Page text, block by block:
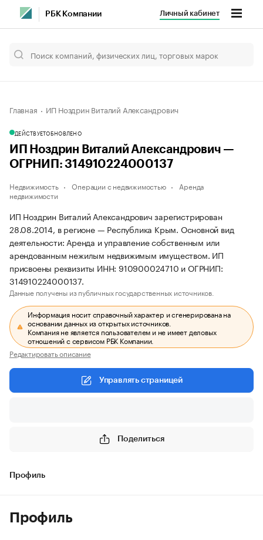
РБК Компании Личный кабинет
Главная ИП Ноздрин Виталий Александрович
ДЕЙСТВУЕТОБНОВЛЕНО
ИП Ноздрин Виталий Александрович —
ОГРНИП: 314910224000137
Недвижимость Операции с недвижимостью
Аренда
недвижимости
ИП Ноздрин Виталий Александрович зарегистрирован
28.08.2014, в регионе — Республика Крым. Основной вид
деятельности: Аренда и управление собственным или
арендованным нежилым недвижимым имуществом. ИП
присвоены реквизиты ИНН: 910900024710 и ОГРНИП:
314910224000137.
Данные получены из публичных государственных источников.
Информация носит справочный характер и сгенерирована на
основании данных из открытых источников.
Компания не является пользователем и не имеет деловых
отношений с сервисом РБК Компании.
Редактировать описание
Управлять страницей
Поделиться
Профиль
Профиль